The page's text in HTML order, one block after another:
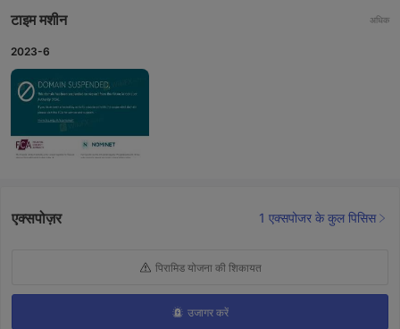
टाइम मशीन अधिक
2023-6
एक्सपोज़र 1 एक्सपोजर के कुल पिसिस
पिरामिड योजना की शिकायत
उजागर करें